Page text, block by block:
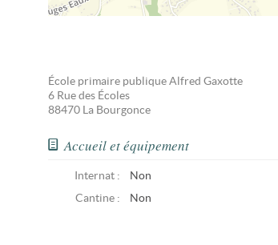
École primaire publique Alfred Gaxotte
6 Rue des Écoles
88470 La Bourgonce
Accueil et équipement
Internat :
Non
Cantine :
Non